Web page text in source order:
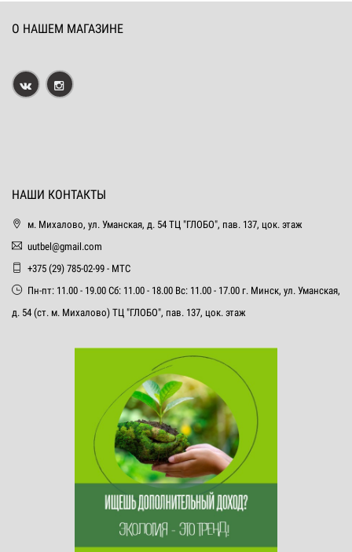
О НАШЕМ МАГАЗИНЕ
НАШИ КОНТАКТЫ
м. Михалово, ул. Уманская, д. 54 ТЦ "ГЛОБО", пав. 137, цок. этаж
uutbel@gmail.com
+375 (29) 785-02-99 - МТС
Пн-пт: 11.00 - 19.00 Сб: 11.00 - 18.00 Вс: 11.00 - 17.00 г. Минск, ул. Уманская,
д. 54 (ст. м. Михалово) ТЦ "ГЛОБО", пав. 137, цок. этаж